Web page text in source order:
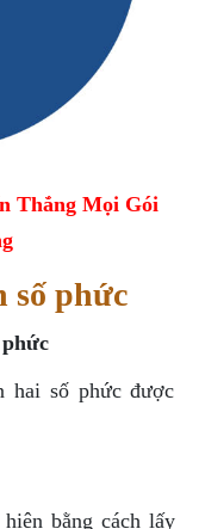
Thắng Mọi Gói
số phức
hai số phức được
bằng cách lấy